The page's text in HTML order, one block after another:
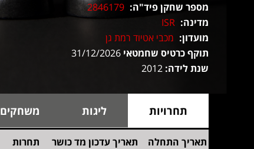
מספר שחקן פיד"ה: 2846179
מדינה: ISR
מועדון: מכבי אטיוד רמת גן
תוקף כרטיס שחמטאי
שנת לידה:
תחרויות ליגות משחקים
תאריך התחלה תאריך עדכון מד כושר תחרות